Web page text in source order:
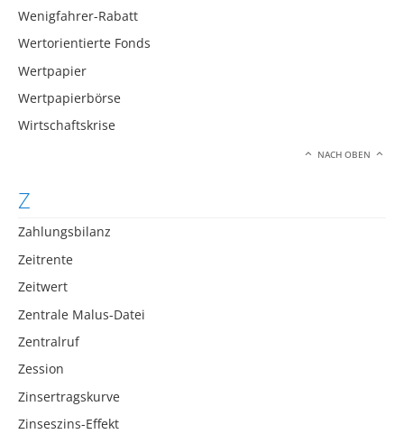
Wenigfahrer-Rabatt
Wertorientierte Fonds
Wertpapier
Wertpapierbörse
Wirtschaftskrise
NACH OBEN
Z
Zahlungsbilanz
Zeitrente
Zeitwert
Zentrale Malus-Datei
Zentralruf
Zession
Zinsertragskurve
Zinseszins-Effekt